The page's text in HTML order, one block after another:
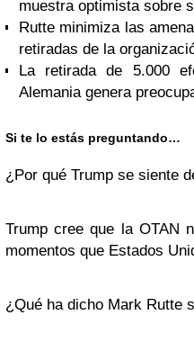
muestra optimista sobre
Rutte minimiza las
retiradas de la
La retirada de 5.000
Alemania genera
Si te lo estás preguntando…
¿Por qué Trump se siente
Trump cree que la OTAN
momentos que Estados
¿Qué ha dicho Mark Rutte